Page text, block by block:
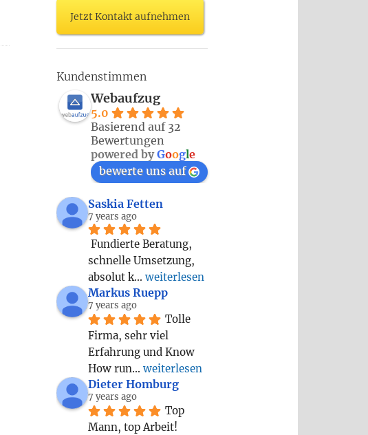
Jetzt Kontakt aufnehmen
Kundenstimmen
Webaufzug
5.0
Basierend auf 32
Bewertungen
powered byGoogle
bewerte uns auf
Saskia Fetten
7 years ago
Fundierte Beratung,
schnelle Umsetzung,
absolut k... weiterlesen
Markus Ruepp
7 years ago
Tolle
Firma, sehr viel
Erfahrung und Know
How run... weiterlesen
Dieter Homburg
7 years ago
Top
Mann, top Arbeit!